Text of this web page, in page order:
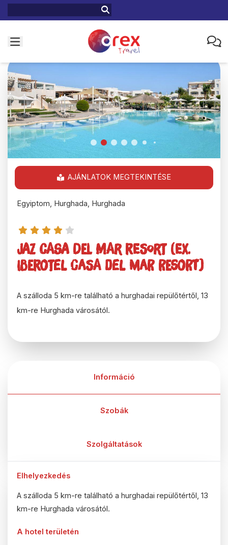
Egyiptom, Hurghada, Hurghada
Jaz Casa Del Mar Resort (Ex.
Iberotel Casa Del Mar Resort)
A szálloda 5 km-re található a hurghadai repülőtértől, 13
km-re Hurghada városától.
AJÁNLATOK MEGTEKINTÉSE
Információ
Szobák
Szolgáltatások
Elhelyezkedés
A szálloda 5 km-re található a hurghadai repülőtértől, 13
km-re Hurghada városától.
A hotel területén